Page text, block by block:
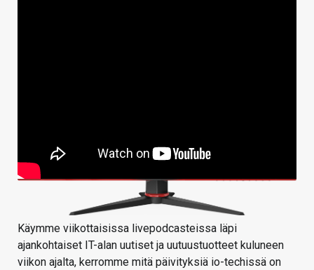
Käymme viikottaisissa livepodcasteissa läpi
ajankohtaiset IT-alan uutiset ja uutuustuotteet kuluneen
viikon ajalta, kerromme mitä päivityksiä io-techissä on